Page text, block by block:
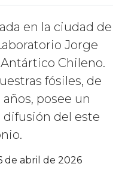
en la ciudad de
Jorge
Chileno.
fósiles, de
posee un
difusión del este
de abril de 2026